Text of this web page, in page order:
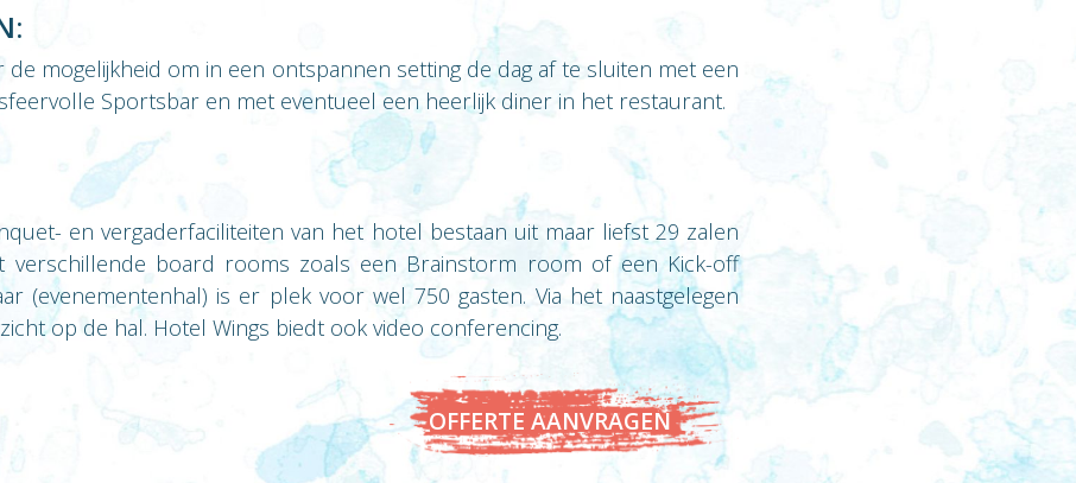
de mogelijkheid om in een ontspannen setting de dag af te sluiten met een
Sportsbar en met eventueel een heerlijk diner in het restaurant.
en vergaderfaciliteiten van het hotel bestaan uit maar liefst 29 zalen
board rooms zoals een Brainstorm room of een Kick-off
(evenementenhal) is er plek voor wel 750 gasten. Via het naastgelegen
op de hal. Hotel Wings biedt ook video conferencing.
OFFERTE AANVRAGEN